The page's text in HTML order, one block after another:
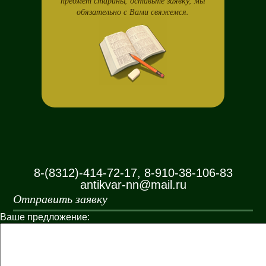
обязательно с Вами свяжемся.
8-(8312)-414-72-17, 8-910-38-106-83
antikvar-nn@mail.ru
Отправить заявку
Ваше предложение: